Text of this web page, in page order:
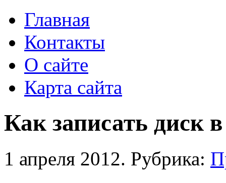
Главная
Контакты
О сайте
Карта сайта
Как записать диск
1 апреля 2012. Рубрика: